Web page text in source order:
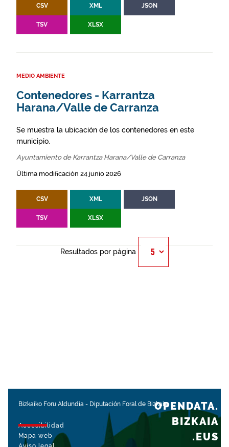
CSV XML JSON
TSV XLSX
MEDIO AMBIENTE
Contenedores - Karrantza
Harana/Valle de Carranza
Se muestra la ubicación de los contenedores en este
municipio.
Ayuntamiento de Karrantza Harana/Valle de Carranza
Última modificación 24 junio 2026
CSV XML JSON
TSV XLSX
Resultados por página
Bizkaiko Foru Aldundia - Diputación Foral de Bizkaia
Accesibilidad
Mapa web
OPENDATA.
BIZKAIA
.EUS